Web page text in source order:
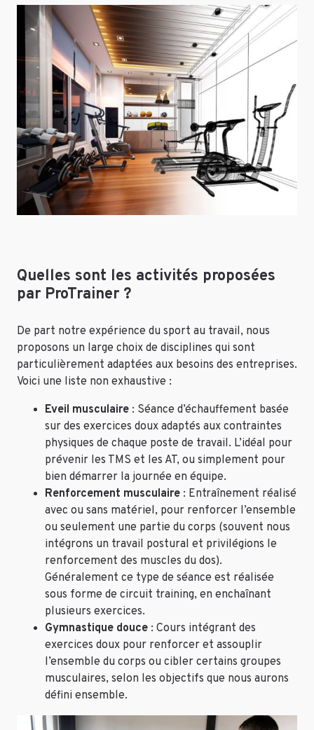
Quelles sont les activités proposées
par ProTrainer ?
De part notre expérience du sport au travail, nous
proposons un large choix de disciplines qui sont
particulièrement adaptées aux besoins des entreprises.
Voici une liste non exhaustive :
Eveil musculaire : Séance d’échauffement basée
sur des exercices doux adaptés aux contraintes
physiques de chaque poste de travail. L’idéal pour
prévenir les TMS et les AT, ou simplement pour
bien démarrer la journée en équipe.
Renforcement musculaire : Entraînement réalisé
avec ou sans matériel, pour renforcer l’ensemble
ou seulement une partie du corps (souvent nous
intégrons un travail postural et privilégions le
renforcement des muscles du dos).
Généralement ce type de séance est réalisée
sous forme de circuit training, en enchaînant
plusieurs exercices.
Gymnastique douce : Cours intégrant des
exercices doux pour renforcer et assouplir
l’ensemble du corps ou cibler certains groupes
musculaires, selon les objectifs que nous aurons
défini ensemble.